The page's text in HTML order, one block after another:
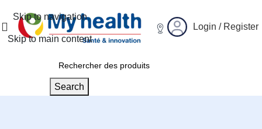
Skip to navigation
Skip to main content
Login / Register
Search